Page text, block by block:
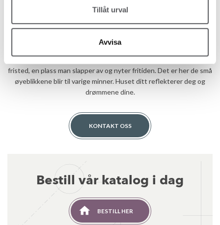
Tillåt urval
Avvisa
Vi er her for deg!
Et hus er så mye mer enn bare fire vegger. Det er et hjem, et
fristed, en plass man slapper av og nyter fritiden. Det er her de små
øyeblikkene blir til varige minner. Huset ditt reflekterer deg og
drømmene dine.
KONTAKT OSS
Bestill vår katalog i dag
BESTILL HER